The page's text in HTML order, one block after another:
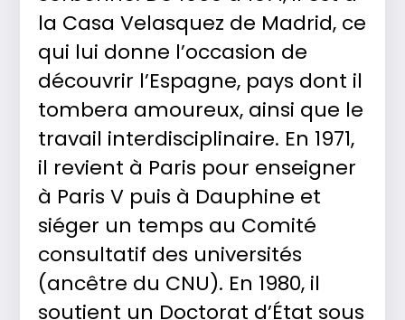
la Casa Velasquez de Madrid, ce
qui lui donne l’occasion de
découvrir l’Espagne, pays dont il
tombera amoureux, ainsi que le
travail interdisciplinaire. En 1971,
il revient à Paris pour enseigner
à Paris V puis à Dauphine et
siéger un temps au Comité
consultatif des universités
(ancêtre du CNU). En 1980, il
soutient un Doctorat d’État sous